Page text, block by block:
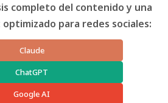
completo del contenido y una
para redes sociales:
Claude
ChatGPT
Google AI